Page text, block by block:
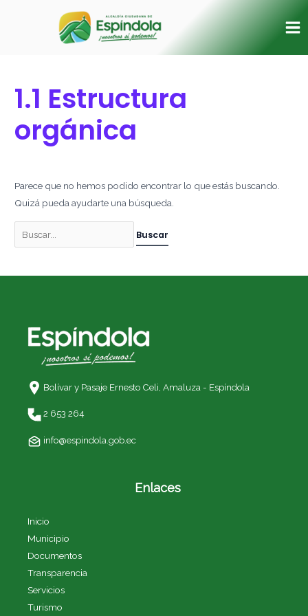
1.1 Estructura
orgánica
Parece que no hemos podido encontrar lo que estás buscando.
Quizá pueda ayudarte una búsqueda.
Bolívar y Pasaje Ernesto Celi, Amaluza - Espíndola
2 653 264
info@espindola.gob.ec
Enlaces
Inicio
Municipio
Documentos
Transparencia
Servicios
Turismo